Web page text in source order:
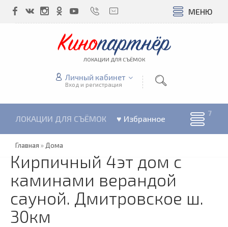
МЕНЮ
Кинопартнёр
ЛОКАЦИИ ДЛЯ СЪЁМОК
Личный кабинет
Вход и регистрация
ЛОКАЦИИ ДЛЯ СЪЁМОК ♥ Избранное
Главная » Дома
Кирпичный 4эт дом с
каминами верандой
сауной. Дмитровское ш.
30км